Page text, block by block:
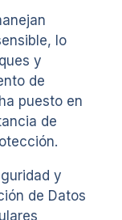
lo
y
de
puesto en
de
y
de Datos